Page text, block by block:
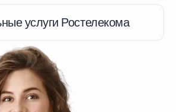
услуги Ростелекома